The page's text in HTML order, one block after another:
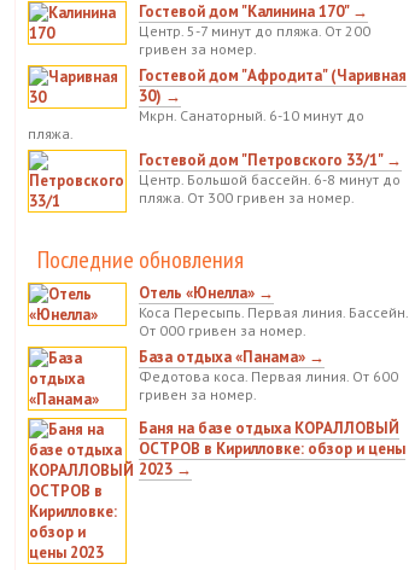
Гостевой дом "Калинина 170" →
Центр. 5-7 минут до пляжа. От 200
гривен за номер.
Гостевой дом "Афродита" (Чаривная
30) →
Мкрн. Санаторный. 6-10 минут до
пляжа.
Гостевой дом "Петровского 33/1" →
Центр. Большой бассейн. 6-8 минут до
пляжа. От 300 гривен за номер.
Последние обновления
Отель «Юнелла» →
Коса Пересыпь. Первая линия. Бассейн.
От 000 гривен за номер.
База отдыха «Панама» →
Федотова коса. Первая линия. От 600
гривен за номер.
Баня на базе отдыха КОРАЛЛОВЫЙ
ОСТРОВ в Кирилловке: обзор и цены
2023 →